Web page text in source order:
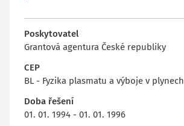
Poskytovatel
Grantová agentura České republiky
CEP
BL - Fyzika plasmatu a výboje v plynech
Doba řešení
01. 01. 1994 - 01. 01. 1996